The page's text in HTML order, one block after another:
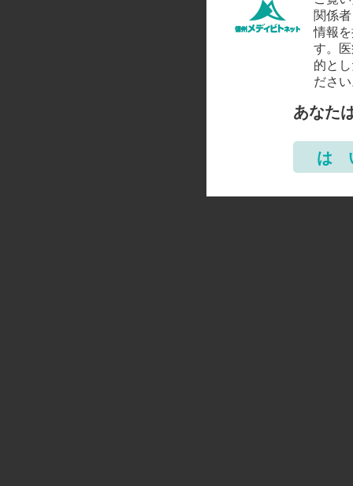
関係
情報
す。
的と
ださ
あなた
は